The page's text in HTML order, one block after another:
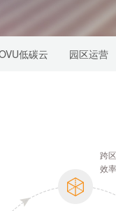
低碳云 园区运营
跨
效